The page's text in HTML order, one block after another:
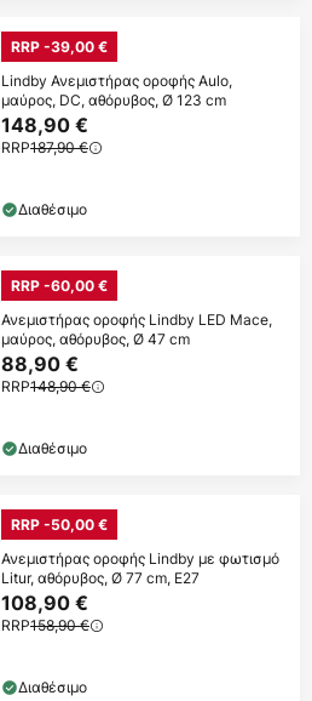
RRP -39,00 €
Lindby Ανεμιστήρας οροφής Aulo,
μαύρος, DC, αθόρυβος, Ø 123 cm
148,90 €
RRP187,90 €
Διαθέσιμο
RRP -60,00 €
Ανεμιστήρας οροφής Lindby LED Mace,
μαύρος, αθόρυβος, Ø 47 cm
88,90 €
RRP148,90 €
Διαθέσιμο
RRP -50,00 €
Ανεμιστήρας οροφής Lindby με φωτισμό
Litur, αθόρυβος, Ø 77 cm, E27
108,90 €
RRP158,90 €
Διαθέσιμο